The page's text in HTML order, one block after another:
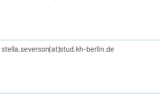
stella.severson(at)stud.kh-berlin.de